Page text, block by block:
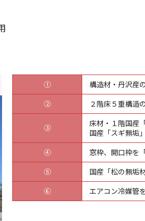
①
構造材・丹沢産
②
２階床５重構造
③
床材・１階国産
国産「スギ無垢
④
窓枠、開口枠を
⑤
国産「松の無垢
⑥
エアコン冷媒管